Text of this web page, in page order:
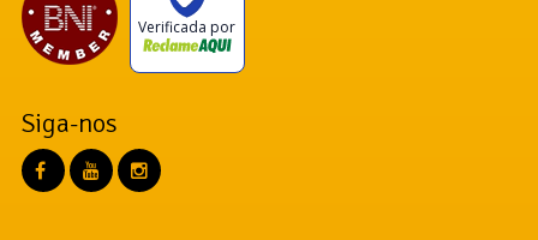
Verificada por
Siga-nos